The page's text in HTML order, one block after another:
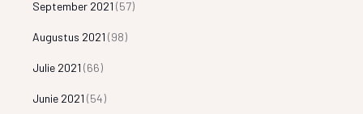
September 2021 (57)
Augustus 2021 (98)
Julie 2021 (66)
Junie 2021 (54)